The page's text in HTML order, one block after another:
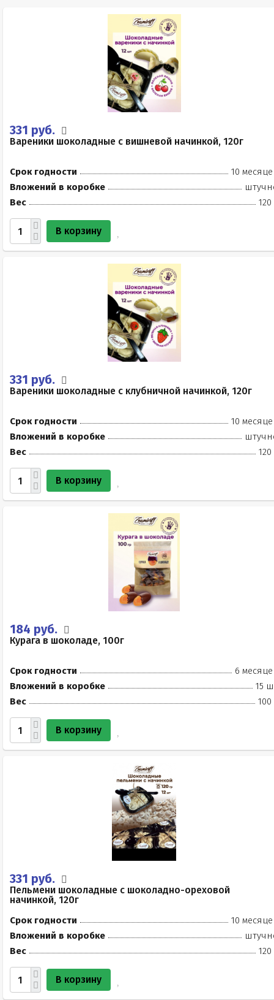
331 руб.
Вареники шоколадные с вишневой начинкой, 120г
Срок годности
10
Вложений в коробке
Вес
120
В корзину
331 руб.
Вареники шоколадные с клубничной начинкой, 120г
Срок годности
10
Вложений в коробке
Вес
120
В корзину
184 руб.
Курага в шоколаде, 100г
Срок годности
6
Вложений в коробке
15
Вес
100
В корзину
331 руб.
Пельмени шоколадные с шоколадно-ореховой
начинкой, 120г
Срок годности
10
Вложений в коробке
Вес
120
В корзину